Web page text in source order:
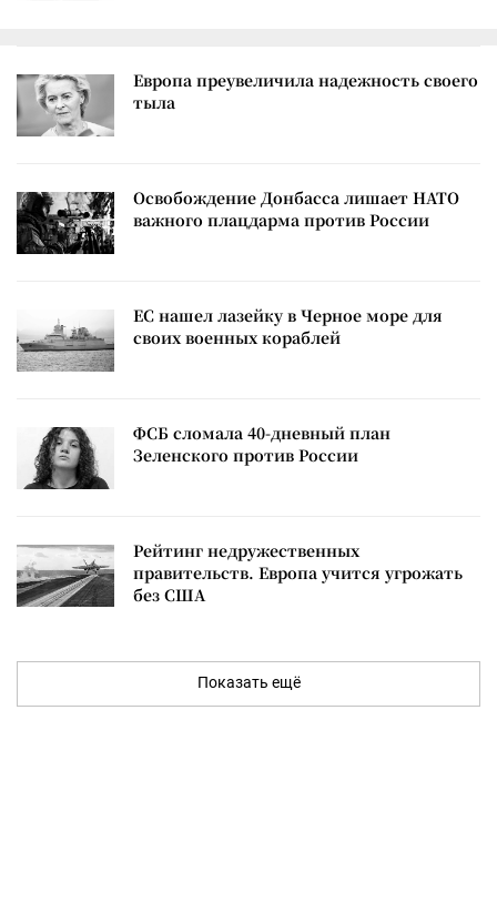
Европа преувеличила надежность своего
тыла
Освобождение Донбасса лишает НАТО
важного плацдарма против России
ЕС нашел лазейку в Черное море для
своих военных кораблей
ФСБ сломала 40-дневный план
Зеленского против России
Рейтинг недружественных
правительств. Европа учится угрожать
без США
Показать ещё